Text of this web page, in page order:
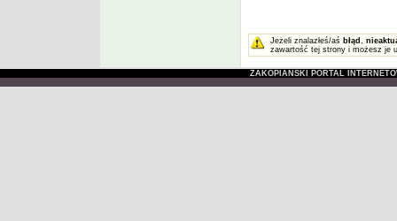
Jeżeli znalazłeś/aś błąd ,
zawartość tej strony i możesz je
ZAKOPIAŃSKI PORTAL